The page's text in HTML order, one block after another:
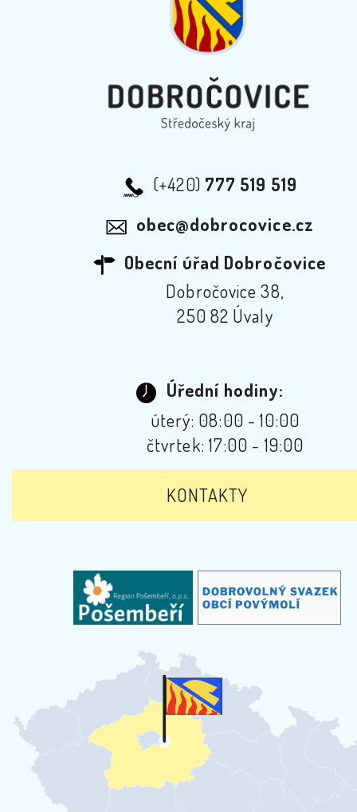
(+420) 777 519 519
obec@dobrocovice.cz
Obecní úřad Dobročovice
Dobročovice 38,
250 82 Úvaly
Úřední hodiny:
úterý: 08:00 - 10:00
čtvrtek: 17:00 - 19:00
KONTAKTY